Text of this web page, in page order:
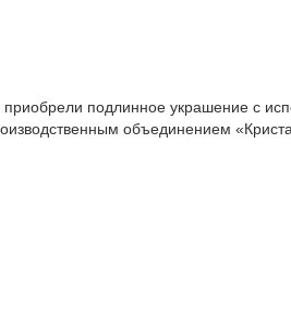
подлинное украшение с
объединением